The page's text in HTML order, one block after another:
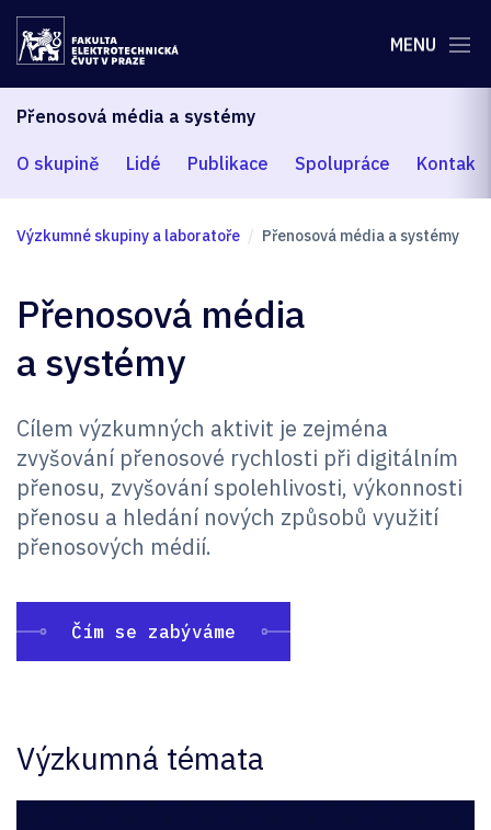
MENU
Přenosová média a systémy
O skupině Lidé Publikace Spolupráce Kontakty
Výzkumné skupiny a laboratoře Přenosová média a systémy
Přenosová média
a systémy
Cílem výzkumných aktivit je zejména
zvyšování přenosové rychlosti při digitálním
přenosu, zvyšování spolehlivosti, výkonnosti
přenosu a hledání nových způsobů využití
přenosových médií.
Čím se zabýváme
Výzkumná témata